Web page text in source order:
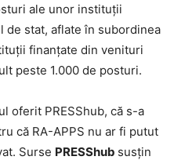
ale unor instituții
de stat, aflate în subordinea
finanțate din venituri
peste 1.000 de posturi.
oferit PRESShub, că s-a
că RA-APPS nu ar fi putut
Surse PRESShub susțin